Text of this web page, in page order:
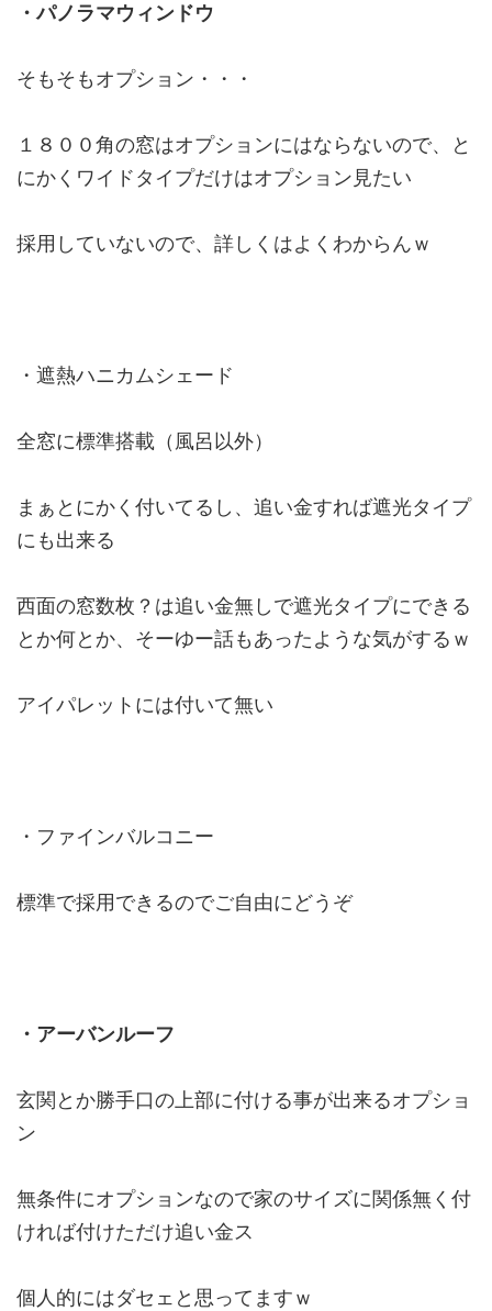
・パノラマウィンドウ
そもそもオプション・・・
１８００角の窓はオプションにはならないので、と
にかくワイドタイプだけはオプション見たい
採用していないので、詳しくはよくわからんｗ
・遮熱ハニカムシェード
全窓に標準搭載（風呂以外）
まぁとにかく付いてるし、追い金すれば遮光タイプ
にも出来る
西面の窓数枚？は追い金無しで遮光タイプにできる
とか何とか、そーゆー話もあったような気がするｗ
アイパレットには付いて無い
・ファインバルコニー
標準で採用できるのでご自由にどうぞ
・アーバンルーフ
玄関とか勝手口の上部に付ける事が出来るオプショ
ン
無条件にオプションなので家のサイズに関係無く付
ければ付けただけ追い金ス
個人的にはダセェと思ってますｗ